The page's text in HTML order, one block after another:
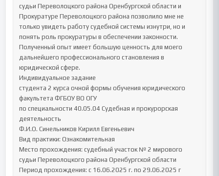
судьи Переволоцкого района Оренбургской области и
Прокуратуре Переволоцкого района позволило мне не
только увидеть работу судебной системы изнутри, но и
понять роль прокуратуры в обеспечении законности.
Полученный опыт имеет большую ценность для моего
дальнейшего профессионального становления в
юридической сфере.
Индивидуальное задание
студента 2 курса очной формы обучения юридического
факультета ФГБОУ ВО ОГУ
по специальности 40.05.04 Судебная и прокурорская
деятельность
Ф.И.О. Синельников Кирилл Евгеньевич
Вид практики: Ознакомительная
Место прохождения: судебный участок № 2 мирового
судьи Переволоцкого района Оренбургской области
Период прохождения: с 16.06.2025 г. по 29.06.2025 г